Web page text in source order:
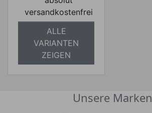
versandkostenfrei
ALLE
VARIANTEN
ZEIGEN
Unsere Marken